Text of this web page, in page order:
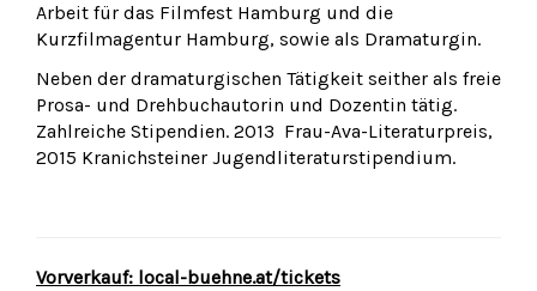
Arbeit für das Filmfest Hamburg und die
Kurzfilmagentur Hamburg, sowie als Dramaturgin.
Neben der dramaturgischen Tätigkeit seither als freie
Prosa- und Drehbuchautorin und Dozentin tätig.
Zahlreiche Stipendien. 2013 Frau-Ava-Literaturpreis,
2015 Kranichsteiner Jugendliteraturstipendium.
Vorverkauf: local-buehne.at/tickets